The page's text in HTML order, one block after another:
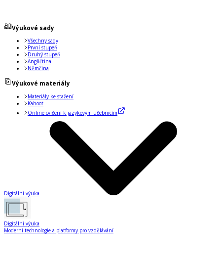
Výukové sady
Všechny sady
První stupeň
Druhý stupeň
Angličtina
Němčina
Výukové materiály
Materiály ke stažení
Kahoot
Online cvičení k jazykovým učebnicím
Digitální výuka
Digitální výuka
Moderní technologie a platformy pro vzdělávání